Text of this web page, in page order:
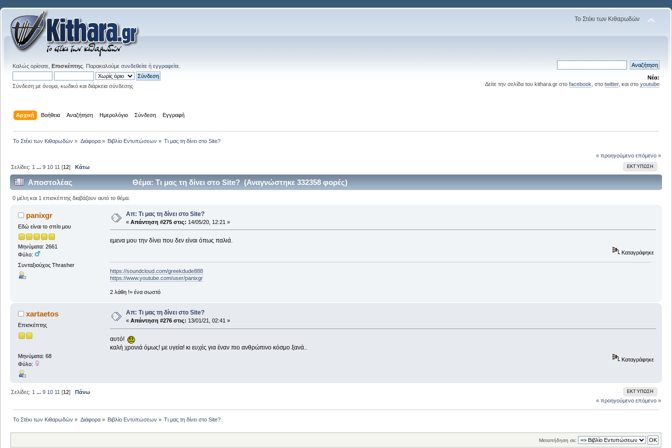
Το Στέκι των Κιθαρωδών
Καλώς ορίσατε, Επισκέπτης . Παρακαλούμε συνδεθείτε ή εγγραφείτε
Σύνδεση με όνομα, κωδικό και διάρκεια σύνδεσης
Νέα:
Δείτε την σελίδα του kithara.gr στο facebook , στο twitter, και στο youtube
Αρχική Βοήθεια Αναζήτηση Ημερολόγιο Σύνδεση Εγγραφή
Το Στέκι των Κιθαρωδών » Διάφορα» Βιβλίο Εντυπώσεων » Τι μας τη δίνει στο Site?
« προηγούμενο επόμενο »
ΕΚΤΎΠΩΣΗ
Σελίδες: 1 ...9 10 11 [12]Κάτω
Αποστολέας Θέμα: Τι μας τη δίνει στο Site? (Αναγνώστηκε 332358 φορές)
0 μέλη και 1 επισκέπτης διαβάζουν αυτό το θέμα.
panixgr
Εδώ είναι το σπίτι μου
Μηνύματα: 2661
Φύλο:
Συνταξιούχος Thrasher
Απ: Τι μας τη δίνει στο Site?
« Απάντηση #275 στις: 14/05/20, 12:21 »
εμενα μου την δίνει που δεν είναι όπως παλιά.
Καταγράφηκε
https://soundcloud.com/greekdude888
https://www.youtube.com/user/panixgr
2 λάθη != ένα σωστό
xartaetos
Επισκέπτης
Μηνύματα: 68
Φύλο:
Απ: Τι μας τη δίνει στο Site?
« Απάντηση #276 στις: 13/01/21, 02:41 »
αυτό!
καλή χρονιά όμως! με υγεία! κι ευχές για έναν πιο ανθρώπινο κόσμο ξανά..
Καταγράφηκε
ΕΚΤΎΠΩΣΗ
Σελίδες: 1 ...9 10 11 [12]Πάνω
« προηγούμενο επόμενο »
Το Στέκι των Κιθαρωδών » Διάφορα» Βιβλίο Εντυπώσεων » Τι μας τη δίνει στο Site?
Μεταπήδηση σε: